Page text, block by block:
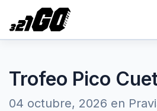
Trofeo Pico
04 octubre, 2026 en